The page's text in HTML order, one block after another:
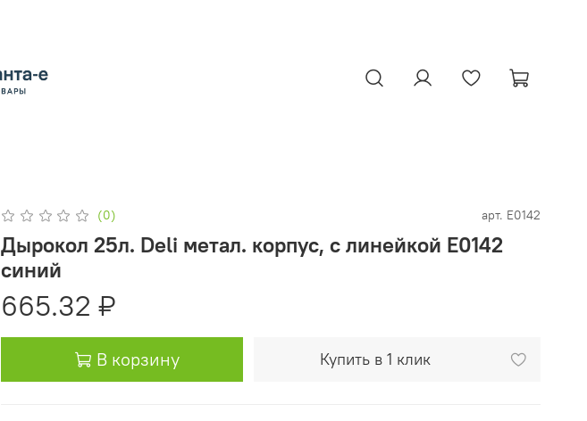
(0) арт. E0142
Дырокол 25л. Deli метал. корпус, с линейкой E0142
синий
665.32 ₽
В корзину Купить в 1 клик